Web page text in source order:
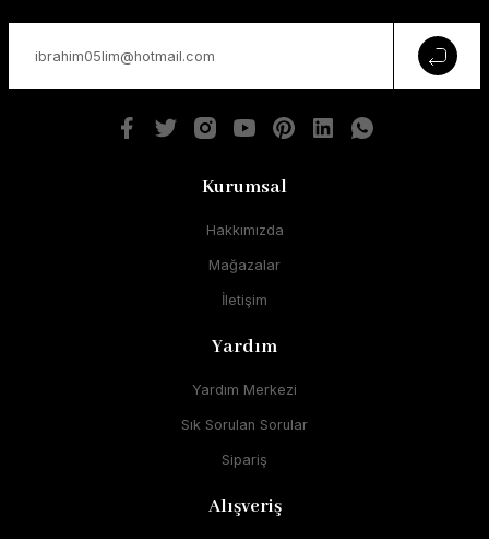
Kurumsal
Hakkımızda
Mağazalar
İletişim
Yardım
Yardım Merkezi
Sık Sorulan Sorular
Sipariş
Alışveriş